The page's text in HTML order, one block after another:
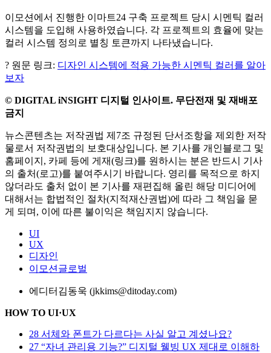
이모션에서 진행한 이마트24 구축 프로젝트 당시 시멘틱 컬러
시스템을 도입해 사용하였습니다. 각 프로젝트의 효율에 맞는
컬러 시스템 정의로 별칭 토큰까지 나타냈습니다.
? 원문 링크: 디자인 시스템에 적용 가능한 시멘틱 컬러를 알아
보자
© DIGITAL iNSIGHT 디지털 인사이트. 무단전재 및 재배포
금지
뉴스콘텐츠는 저작권법 제7조 규정된 단서조항을 제외한 저작
물로서 저작권법의 보호대상입니다. 본 기사를 개인블로그 및
홈페이지, 카페 등에 게재(링크)를 원하시는 분은 반드시 기사
의 출처(로고)를 붙여주시기 바랍니다. 영리를 목적으로 하지
않더라도 출처 없이 본 기사를 재편집해 올린 해당 미디어에
대해서는 합법적인 절차(지적재산권법)에 따라 그 책임을 묻
게 되며, 이에 따른 불이익은 책임지지 않습니다.
UI
UX
디자인
이모션글로벌
에디터 김동욱 (jkkims@ditoday.com)
HOW TO UI·UX
28 서체와 폰트가 다르다는 사실 알고 계셨나요?
27 “자녀 관리용 기능?” 디지털 웰빙 UX 제대로 이해하